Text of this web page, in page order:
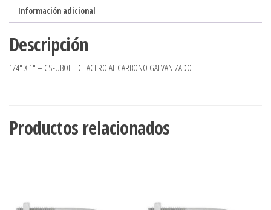
Información adicional
Descripción
1/4″ X 1″ – CS-UBOLT DE ACERO AL CARBONO GALVANIZADO
Productos relacionados